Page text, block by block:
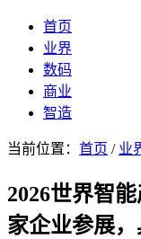
首页
业界
数码
商业
智造
当前位置： 首页 / 业
2026世界智
家企业参展